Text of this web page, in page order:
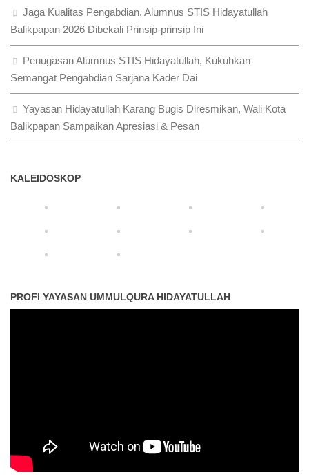
Jaga Kualitas Pengabdian, Alumnus STIS Hidayatullah
Balikpapan 2026 Dibekali Prinsip-prinsip Ini
Penugasan Alumnus STIS Hidayatullah, Kukuhkan
Semangat Pengabdian Sarjana Kader Dai
Yayasan Hidayatullah Karang Bugis Diresmikan, Wali Kota
Balikpapan Sampaikan Apresiasi & Pesan
KALEIDOSKOP
PROFI YAYASAN UMMULQURA HIDAYATULLAH